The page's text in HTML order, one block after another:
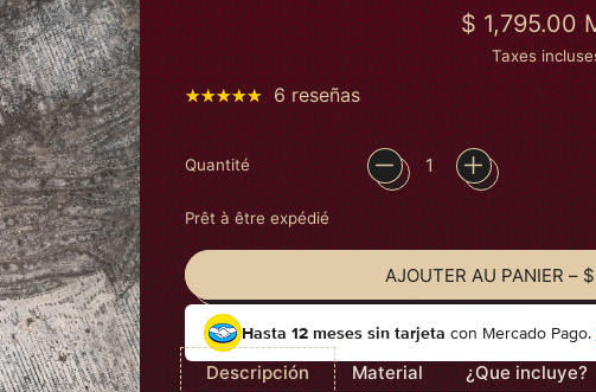
Prix normal
$ 1,795.00
Taxes
6 reseñas
Quantité
Prêt à être expédié
AJOUTER AU PANIER –
Hasta 12 meses sin tarjeta con Mercado Pago.
Descripción Material ¿Que incluye?